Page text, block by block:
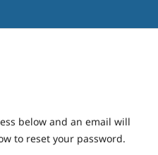
below and an email will
to reset your password.